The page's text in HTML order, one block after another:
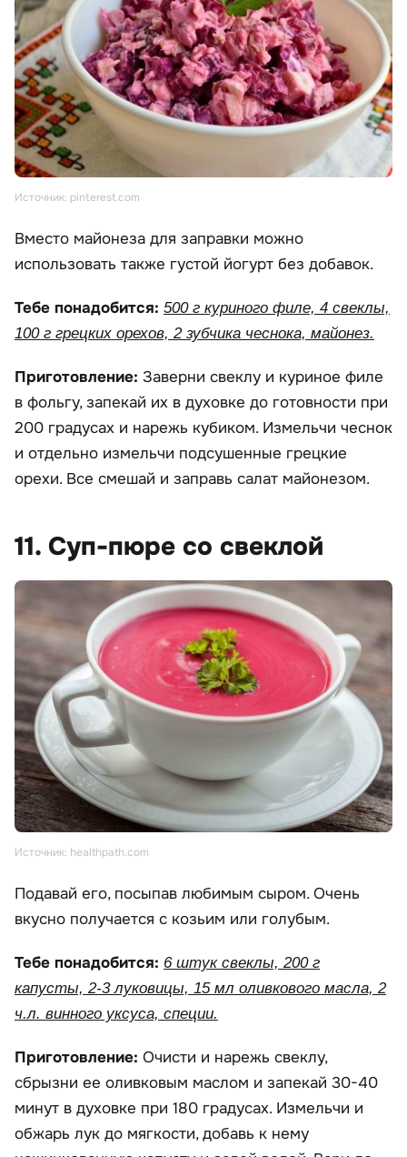
Источник: pinterest.com
Вместо майонеза для заправки можно
использовать также густой йогурт без добавок.
Тебе понадобится: 500 г куриного филе, 4 свеклы,
100 г грецких орехов, 2 зубчика чеснока, майонез.
Приготовление: Заверни свеклу и куриное филе
в фольгу, запекай их в духовке до готовности при
200 градусах и нарежь кубиком. Измельчи чеснок
и отдельно измельчи подсушенные грецкие
орехи. Все смешай и заправь салат майонезом.
11. Суп-пюре со свеклой
Источник: healthpath.com
Подавай его, посыпав любимым сыром. Очень
вкусно получается с козьим или голубым.
Тебе понадобится: 6 штук свеклы, 200 г
капусты, 2-3 луковицы, 15 мл оливкового масла, 2
ч.л. винного уксуса, специи.
Приготовление: Очисти и нарежь свеклу,
сбрызни ее оливковым маслом и запекай 30-40
минут в духовке при 180 градусах. Измельчи и
обжарь лук до мягкости, добавь к нему